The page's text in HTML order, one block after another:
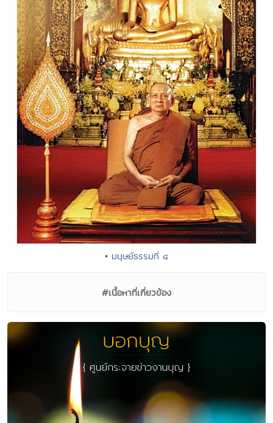
• มนุษย์ธรรมที่ ๔
#เนื้อหาที่เกี่ยวข้อง